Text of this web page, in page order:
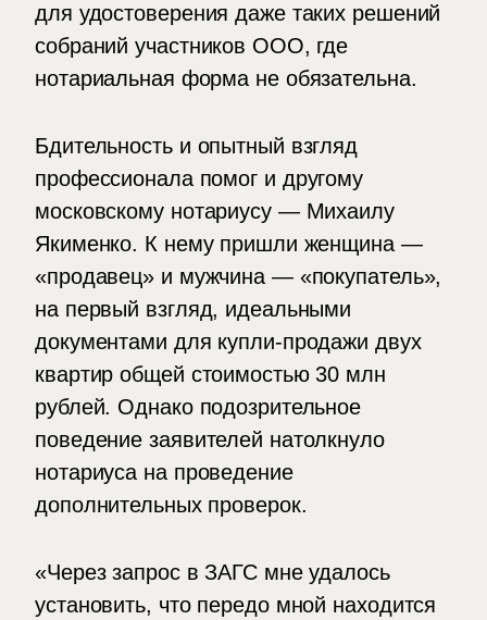
для удостоверения даже таких решений
собраний участников ООО, где
нотариальная форма не обязательна.
Бдительность и опытный взгляд
профессионала помог и другому
московскому нотариусу — Михаилу
Якименко. К нему пришли женщина —
«продавец» и мужчина — «покупатель»,
на первый взгляд, идеальными
документами для купли-продажи двух
квартир общей стоимостью 30 млн
рублей. Однако подозрительное
поведение заявителей натолкнуло
нотариуса на проведение
дополнительных проверок.
«Через запрос в ЗАГС мне удалось
установить, что передо мной находится